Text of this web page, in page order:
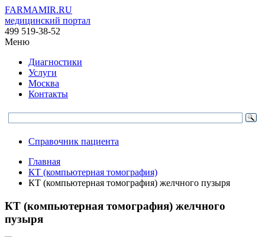
FARMAMIR.RU
медицинский портал
499 519-38-52
Меню
Диагностики
Услуги
Москва
Контакты
Справочник пациента
Главная
КТ (компьютерная томография)
КТ (компьютерная томография) желчного пузыря
КТ (компьютерная томография) желчного
пузыря